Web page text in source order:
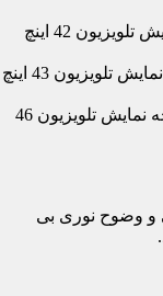
42 اینچ
43 اینچ
قیمت و خرید اینترنتی انواع محافظ صفحه نمایش تلویزیون 46
و وضوح نوری بی